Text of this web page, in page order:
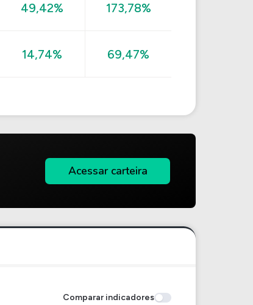
49,42% 173,78%
14,74% 69,47%
Acessar carteira
Comparar indicadores